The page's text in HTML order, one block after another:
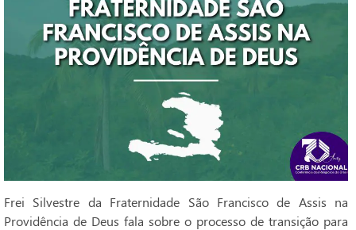
Frei Silvestre da Fraternidade São Francisco de Assis na
Providência de Deus fala sobre o processo de transição para